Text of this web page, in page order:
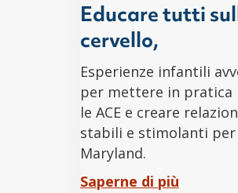
Educare tutti
cervello,
Esperienze infantili
per mettere in pratica
le ACE e creare
stabili e stimolanti
Maryland.
Saperne di più